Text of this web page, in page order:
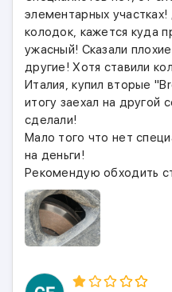
элементарных
колодок, кажется куда
ужасный! Сказали
другие! Хотя ставили
Италия, купил вторые
итогу заехал на другой
сделали!
Мало того что нет
на деньги!
Рекомендую обходить